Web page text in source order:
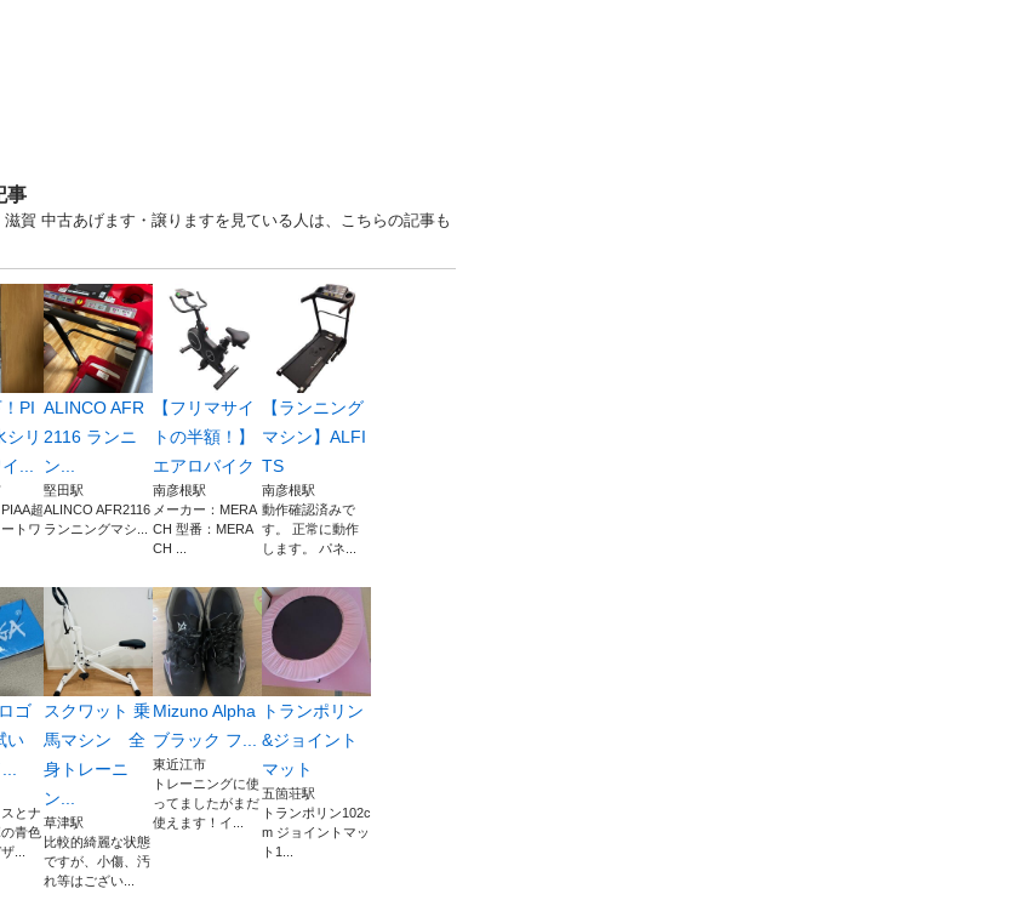
事
賀 中古あげます・譲りますを見ている人は、こちらの記事も
PI
シリ
...
超
トワ
ALINCO AFR
2116 ランニ
ン...
堅田駅
ALINCO AFR2116
ランニングマシ...
【フリマサイ
トの半額！】
エアロバイク
南彦根駅
メーカー：MERA
CH 型番：MERA
CH ...
【ランニング
マシン】ALFI
TS
南彦根駅
動作確認済みで
す。 正常に動作
します。 パネ...
ゴ
い
とナ
青色
...
スクワット 乗
馬マシン 全
身トレーニ
ン...
草津駅
比較的綺麗な状態
ですが、小傷、汚
れ等はござい...
Mizuno Alpha
ブラック フ...
東近江市
トレーニングに使
ってましたがまだ
使えます！イ...
トランポリン
&ジョイント
マット
五箇荘駅
トランポリン102c
m ジョイントマッ
ト1...